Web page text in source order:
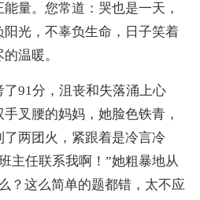
量。您常道：哭也是一天，
光，不辜负生命，日子笑着
温暖。
91分，沮丧和失落涌上心
叉腰的妈妈，她脸色铁青，
两团火，紧跟着是冷言冷
主任联系我啊！”她粗暴地从
？这么简单的题都错，太不应